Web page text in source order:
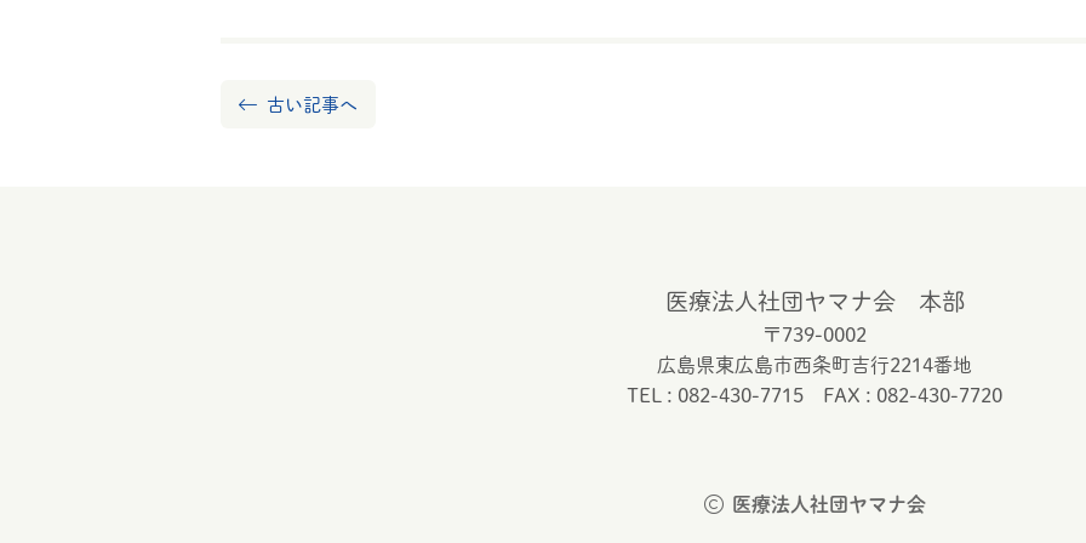
古い記事へ
医療法人社団ヤマナ会 本部
〒739-0002
広島県東広島市西条町吉行2214番地
TEL : 082-430-7715 FAX : 082-430-7720
医療法人社団ヤマナ会